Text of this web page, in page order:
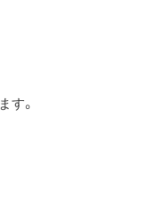
す。